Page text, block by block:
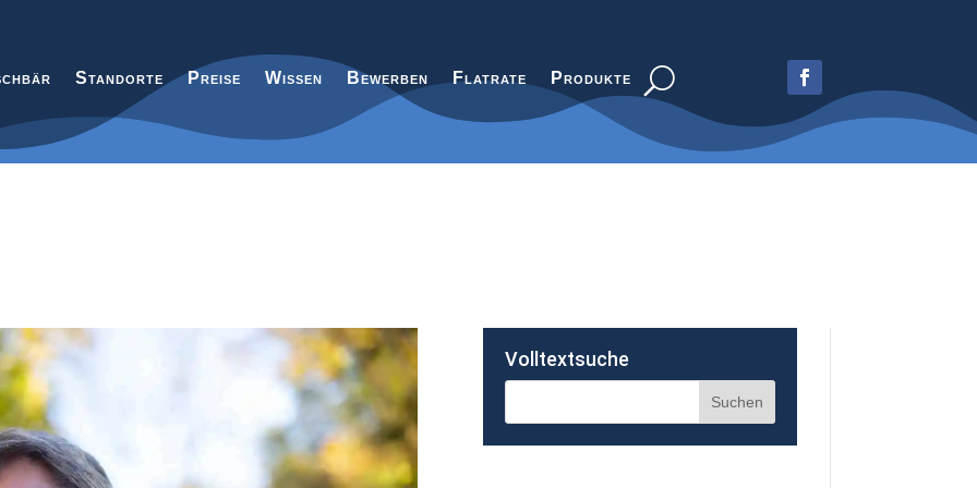
Standorte Preise Wissen Bewerben Flatrate Produkte
Volltextsuche